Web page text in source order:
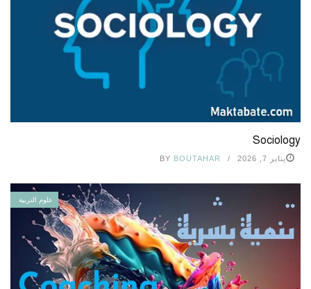
Sociology
يناير 7, 2026 BY BOUTAHAR
علوم التربية